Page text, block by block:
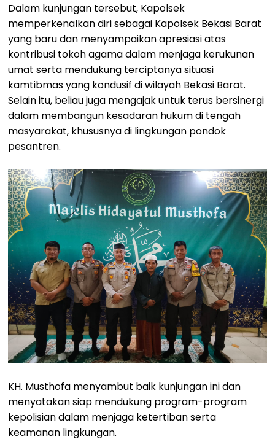
Dalam kunjungan tersebut, Kapolsek
memperkenalkan diri sebagai Kapolsek Bekasi Barat
yang baru dan menyampaikan apresiasi atas
kontribusi tokoh agama dalam menjaga kerukunan
umat serta mendukung terciptanya situasi
kamtibmas yang kondusif di wilayah Bekasi Barat.
Selain itu, beliau juga mengajak untuk terus bersinergi
dalam membangun kesadaran hukum di tengah
masyarakat, khususnya di lingkungan pondok
pesantren.
KH. Musthofa menyambut baik kunjungan ini dan
menyatakan siap mendukung program-program
kepolisian dalam menjaga ketertiban serta
keamanan lingkungan.